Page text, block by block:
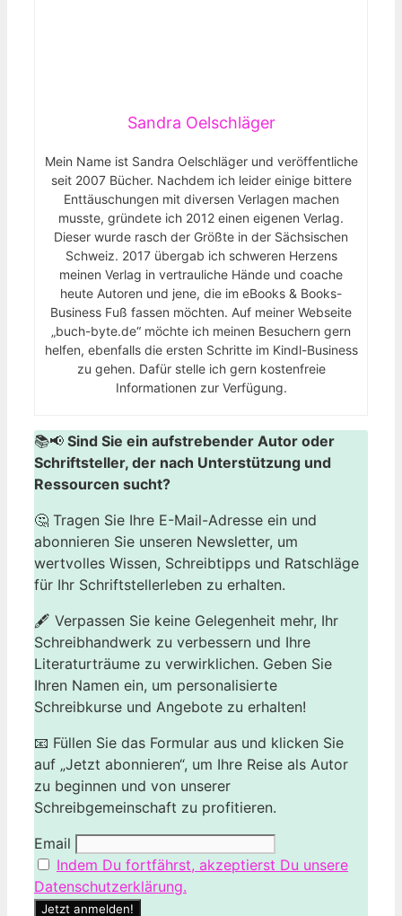
Sandra Oelschläger
Mein Name ist Sandra Oelschläger und veröffentliche
seit 2007 Bücher. Nachdem ich leider einige bittere
Enttäuschungen mit diversen Verlagen machen
musste, gründete ich 2012 einen eigenen Verlag.
Dieser wurde rasch der Größte in der Sächsischen
Schweiz. 2017 übergab ich schweren Herzens
meinen Verlag in vertrauliche Hände und coache
heute Autoren und jene, die im eBooks & Books-
Business Fuß fassen möchten. Auf meiner Webseite
„buch-byte.de“ möchte ich meinen Besuchern gern
helfen, ebenfalls die ersten Schritte im Kindl-Business
zu gehen. Dafür stelle ich gern kostenfreie
Informationen zur Verfügung.
📚📢 Sind Sie ein aufstrebender Autor oder
Schriftsteller, der nach Unterstützung und
Ressourcen sucht?
🤔 Tragen Sie Ihre E-Mail-Adresse ein und
abonnieren Sie unseren Newsletter, um
wertvolles Wissen, Schreibtipps und Ratschläge
für Ihr Schriftstellerleben zu erhalten.
🖋️ Verpassen Sie keine Gelegenheit mehr, Ihr
Schreibhandwerk zu verbessern und Ihre
Literaturträume zu verwirklichen. Geben Sie
Ihren Namen ein, um personalisierte
Schreibkurse und Angebote zu erhalten!
📧 Füllen Sie das Formular aus und klicken Sie
auf „Jetzt abonnieren“, um Ihre Reise als Autor
zu beginnen und von unserer
Schreibgemeinschaft zu profitieren.
Email
Indem Du fortfährst, akzeptierst Du unsere
Datenschutzerklärung.